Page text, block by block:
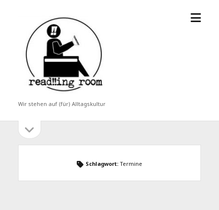
read!!ing
room
Wir stehen auf (für) Alltagskultur
Menü
Seitenleiste
öffnen
Schlagwort: Termine